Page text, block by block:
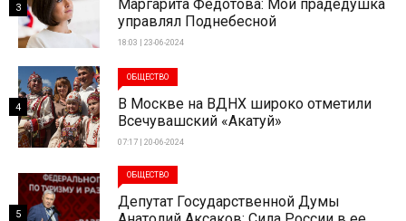
Маргарита Федотова: Мой прадедушка
управлял Поднебесной
18:03 | 23-06-2024
3
ОБЩЕСТВО
В Москве на ВДНХ широко отметили
Всечувашский «Акатуй»
07:17 | 20-06-2024
4
ОБЩЕСТВО
Депутат Государственной Думы
5